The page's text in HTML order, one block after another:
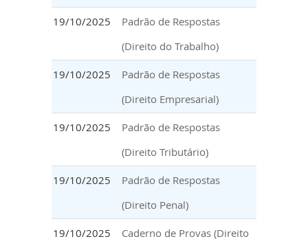
19/10/2025
Padrão de Respostas
(Direito do Trabalho)
19/10/2025
Padrão de Respostas
(Direito Empresarial)
19/10/2025
Padrão de Respostas
(Direito Tributário)
19/10/2025
Padrão de Respostas
(Direito Penal)
19/10/2025
Caderno de Provas (Direito